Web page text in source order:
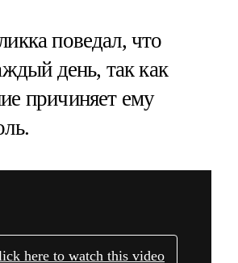
поведал, что
день, так как
причиняет ему